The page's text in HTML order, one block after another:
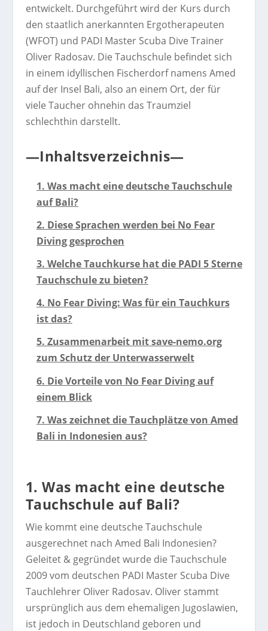
entwickelt. Durchgeführt wird der Kurs durch
den staatlich anerkannten Ergotherapeuten
(WFOT) und PADI Master Scuba Dive Trainer
Oliver Radosav. Die Tauchschule befindet sich
in einem idyllischen Fischerdorf namens Amed
auf der Insel Bali, also an einem Ort, der für
viele Taucher ohnehin das Traumziel
schlechthin darstellt.
—Inhaltsverzeichnis—
1. Was macht eine deutsche Tauchschule
auf Bali?
2. Diese Sprachen werden bei No Fear
Diving gesprochen
3. Welche Tauchkurse hat die PADI 5 Sterne
Tauchschule zu bieten?
4. No Fear Diving: Was für ein Tauchkurs
ist das?
5. Zusammenarbeit mit save-nemo.org
zum Schutz der Unterwasserwelt
6. Die Vorteile von No Fear Diving auf
einem Blick
7. Was zeichnet die Tauchplätze von Amed
Bali in Indonesien aus?
1. Was macht eine deutsche
Tauchschule auf Bali?
Wie kommt eine deutsche Tauchschule
ausgerechnet nach Amed Bali Indonesien?
Geleitet & gegründet wurde die Tauchschule
2009 vom deutschen PADI Master Scuba Dive
Tauchlehrer Oliver Radosav. Oliver stammt
ursprünglich aus dem ehemaligen Jugoslawien,
ist jedoch in Deutschland geboren und